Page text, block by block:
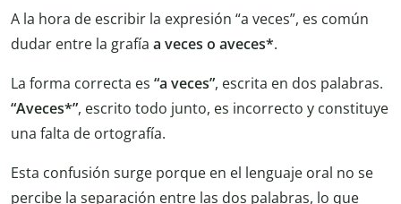
A la hora de escribir la expresión “a veces”, es común
dudar entre la grafía a veces o aveces*.
La forma correcta es “a veces”, escrita en dos palabras.
“Aveces*”, escrito todo junto, es incorrecto y constituye
una falta de ortografía.
Esta confusión surge porque en el lenguaje oral no se
percibe la separación entre las dos palabras, lo que